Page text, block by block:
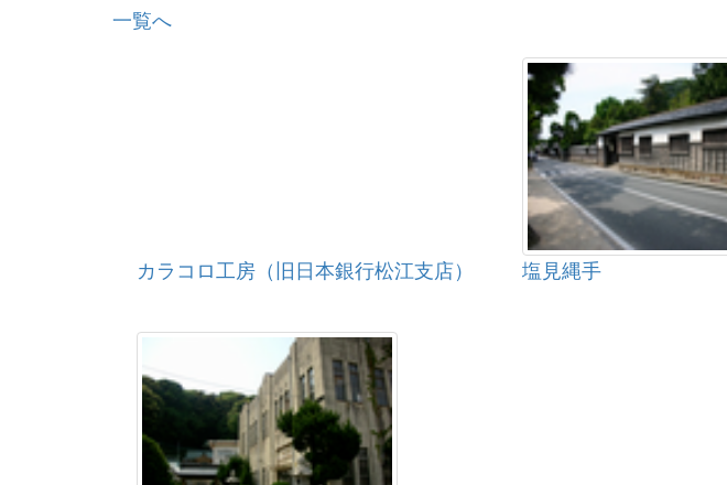
一覧へ
カラコロ工房（旧日本銀行松江支店） 塩見縄手